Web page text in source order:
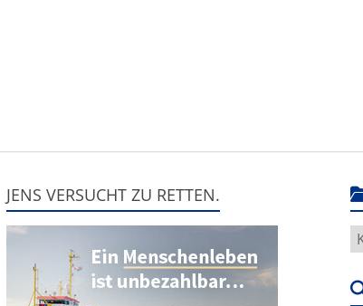
JENS VERSUCHT ZU RETTEN.